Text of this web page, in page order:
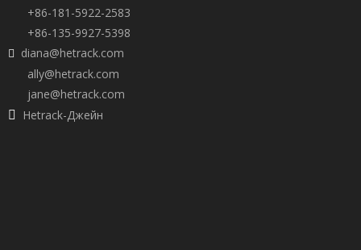
+86-181-5922-2583
+86-135-9927-5398

diana@hetrack.com
ally@hetrack.com
jane@hetrack.com
 Hetrack-Джейн